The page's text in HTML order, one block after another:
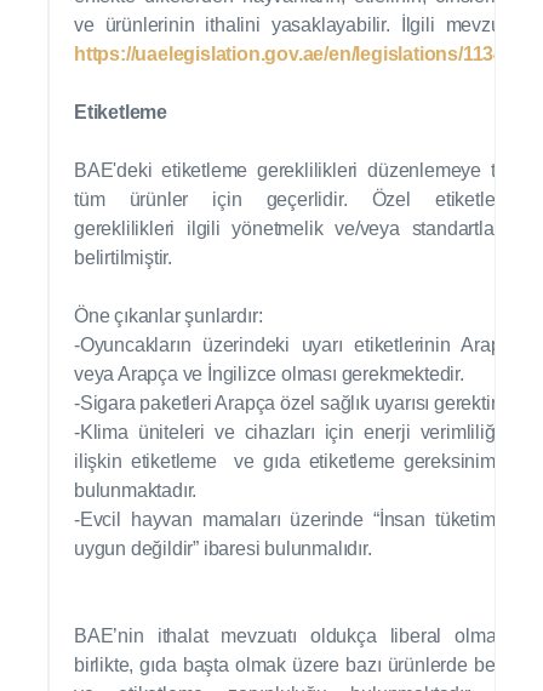
ve ürünlerinin ithalini yasaklayabilir. İlgili mevzuat:
https://uaelegislation.gov.ae/en/legislations/1134
Etiketleme
BAE'deki etiketleme gereklilikleri düzenlemeye tabi
tüm ürünler için geçerlidir. Özel etiketleme
gereklilikleri ilgili yönetmelik ve/veya standartlarda
belirtilmiştir.
Öne çıkanlar şunlardır:
-Oyuncakların üzerindeki uyarı etiketlerinin Arapça
veya Arapça ve İngilizce olması gerekmektedir.
-Sigara paketleri Arapça özel sağlık uyarısı gerektirir.
-Klima üniteleri ve cihazları için enerji verimliliğine
ilişkin etiketleme ve gıda etiketleme gereksinimleri
bulunmaktadır.
-Evcil hayvan mamaları üzerinde “İnsan tüketimine
uygun değildir” ibaresi bulunmalıdır.
BAE’nin ithalat mevzuatı oldukça liberal olmakla
birlikte, gıda başta olmak üzere bazı ürünlerde belge